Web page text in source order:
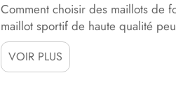
Comment choisir des maillots de
maillot sportif de haute qualité
confiance d'une équipe sur le
ou des organisations
VOIR PLUS